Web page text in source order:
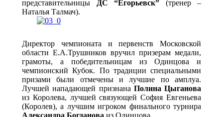
представительницы
ДС “Егорьевск” (тренер –
Наталья Талмач).
Директор чемпионата и первенств Московской
области Е.А.Трушников вручил призерам медали,
грамоты, а победительницам из Одинцова и
чемпионский Кубок. По традиции специальными
призами были отмечены и лучшие по амплуа.
Лучшей нападающей признана Полина Цыганова
из Королева, лучшей связующей София Евгеньева
(Королев), а лучшим игроком финального турнира
Александра Богданова из Одинцова.